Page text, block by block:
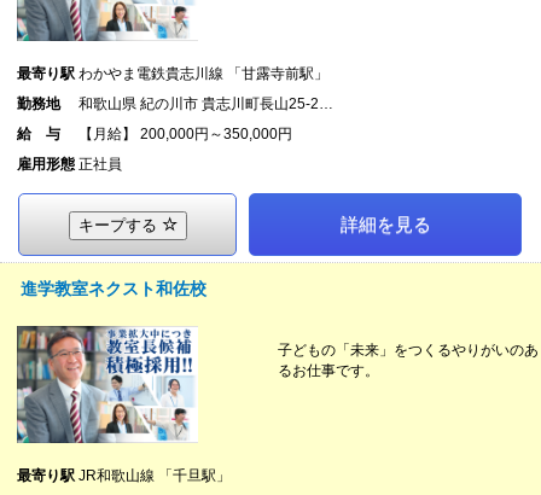
最寄り駅 わかやま電鉄貴志川線 「甘露寺前駅」
勤務地
和歌山県 紀の川市 貴志川町長山25-2…
給 与
【月給】 200,000円～350,000円
雇用形態 正社員
キープする 詳細を見る
進学教室ネクスト和佐校
子どもの「未来」をつくるやりがいのあ
るお仕事です。
最寄り駅 JR和歌山線 「千旦駅」